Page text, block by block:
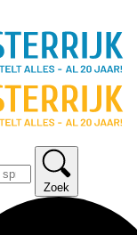
Zoek